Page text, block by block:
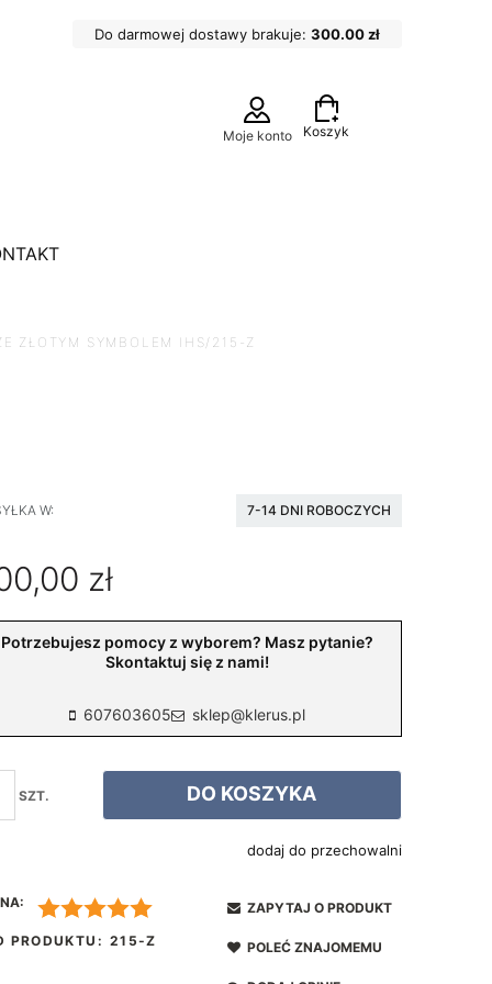
Do darmowej dostawy brakuje: 300.00 zł
Koszyk
Moje konto
ZŁOTYM SYMBOLEM IHS/215-Z
W: 7-14 DNI ROBOCZYCH
zł
Potrzebujesz pomocy z wyborem? Masz pytanie?
Skontaktuj się z nami!
607603605 sklep@klerus.pl
SZT. DO KOSZYKA
dodaj do przechowalni
PRODUKTU: 215-Z
ZAPYTAJ O PRODUKT
POLEĆ ZNAJOMEMU